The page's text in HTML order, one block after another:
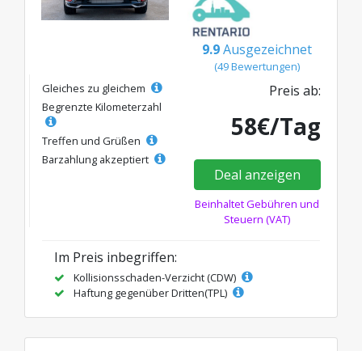
9.9Ausgezeichnet
(49 Bewertungen)
Gleiches zu gleichem
Begrenzte Kilometerzahl
Treffen und Grüßen
Barzahlung akzeptiert
Preis ab:
58€/Tag
Deal anzeigen
Beinhaltet Gebühren und
Steuern (VAT)
Im Preis inbegriffen:
Kollisionsschaden-Verzicht (CDW)
Haftung gegenüber Dritten(TPL)